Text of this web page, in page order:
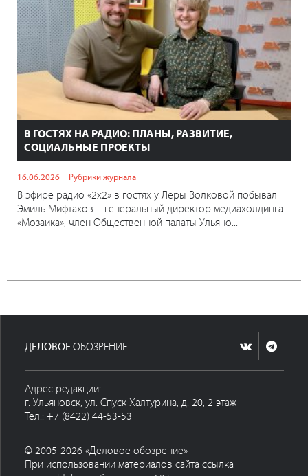
В ГОСТЯХ НА РАДИО: ПЛАНЫ, РАЗВИТИЕ,
СОЦИАЛЬНЫЕ ПРОЕКТЫ
16.06.2026 Рубрики журнала
В эфире радио «2х2» в гостях у Леры Волковой побывал
Эмиль Мифтахов – генеральный директор медиахолдинга
«Мозаика», член Общественной палаты Ульяно...
ДЕЛОВОЕОБОЗРЕНИЕ
Адрес редакции:
г. Ульяновск, ул. Спуск Халтурина, д. 20, 2 этаж
Тел.: +7 (8422) 44-53-53
© 2005-2026 «Деловое обозрение»
При использовании материалов сайта ссылка